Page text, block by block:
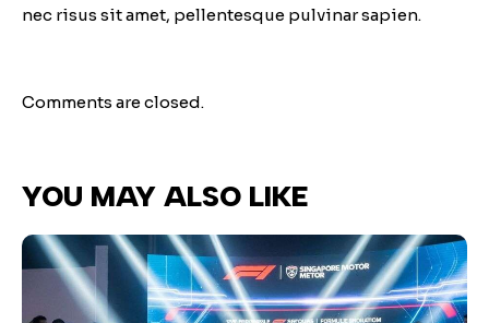
nec risus sit amet, pellentesque pulvinar sapien.
Comments are closed.
YOU MAY ALSO LIKE